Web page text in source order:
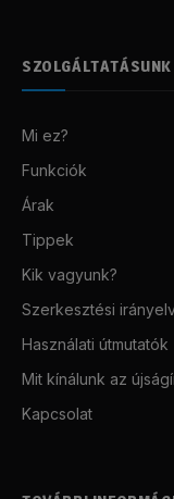
SZOLGÁLTATÁSUNK
Mi ez?
Funkciók
Árak
Tippek
Kik vagyunk?
Szerkesztési
Használati útmutatók
Mit kínálunk az
Kapcsolat